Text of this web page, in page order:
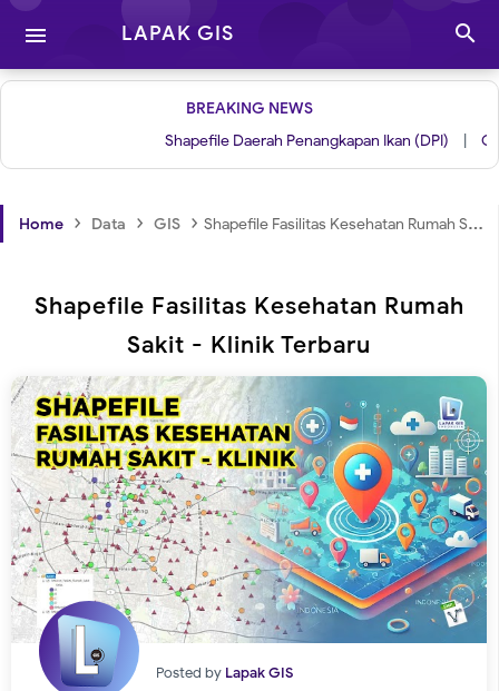
 LAPAK GIS 
BREAKING NEWS
Shapefile Daerah Penangkapan Ikan (DPI)
| Grid
Home › Data › GIS › Shapefile Fasilitas Kesehatan Rumah Sakit - Klinik Terbaru
Shapefile Fasilitas Kesehatan Rumah
Sakit - Klinik Terbaru
Posted by Lapak GIS